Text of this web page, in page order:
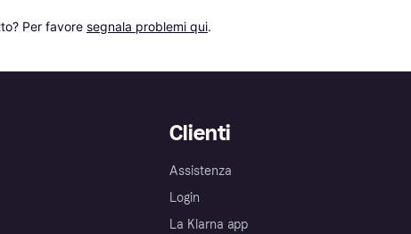
Per favore segnala problemi qui.
Clienti
Assistenza
Login
La Klarna app